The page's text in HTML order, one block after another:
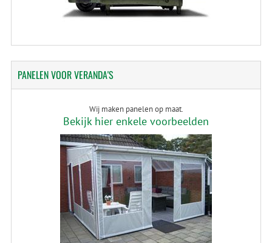
PANELENVOOR VERANDA'S
Wij maken panelen op maat.
Bekijk hier enkele voorbeelden